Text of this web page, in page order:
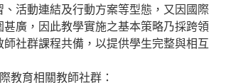
活動連結及行動方案等型態，又因國際
廣，因此教學實施之基本策略乃採跨領
社群課程共備，以提供學生完整與相互
教育相關教師社群：